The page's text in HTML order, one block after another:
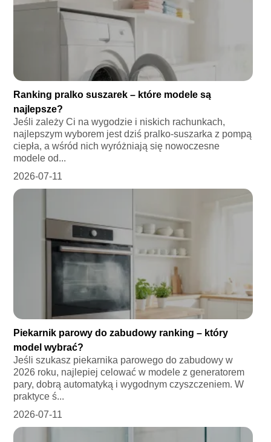
Ranking pralko suszarek – które modele są
najlepsze?
Jeśli zależy Ci na wygodzie i niskich rachunkach,
najlepszym wyborem jest dziś pralko-suszarka z pompą
ciepła, a wśród nich wyróżniają się nowoczesne
modele od...
2026-07-11
Piekarnik parowy do zabudowy ranking – który
model wybrać?
Jeśli szukasz piekarnika parowego do zabudowy w
2026 roku, najlepiej celować w modele z generatorem
pary, dobrą automatyką i wygodnym czyszczeniem. W
praktyce ś...
2026-07-11